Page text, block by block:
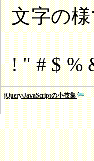
文字の
! " # $ %
jQuery/JavaScriptの小技集